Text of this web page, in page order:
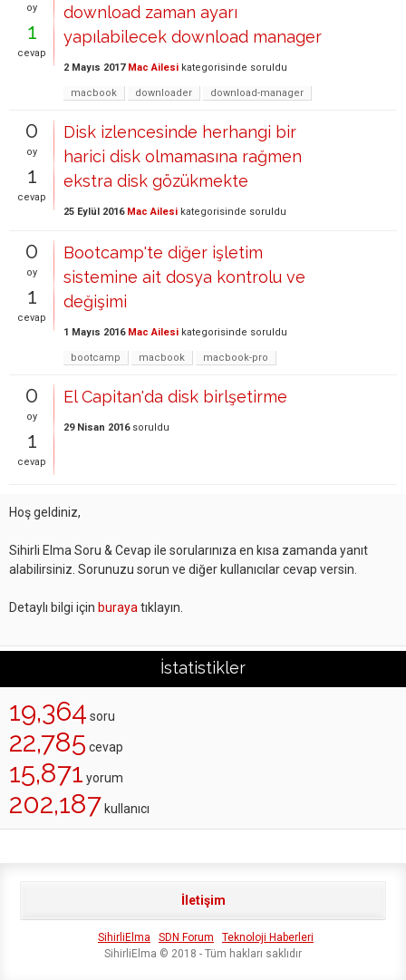
oy
1
cevap
download zaman ayarı
yapılabilecek download manager
2 Mayıs 2017 Mac Ailesi kategorisinde soruldu
macbook downloader download-manager
0
oy
1
cevap
Disk izlencesinde herhangi bir
harici disk olmamasına rağmen
ekstra disk gözükmekte
25 Eylül 2016 Mac Ailesi kategorisinde soruldu
0
oy
1
cevap
Bootcamp'te diğer işletim
sistemine ait dosya kontrolu ve
değişimi
1 Mayıs 2016 Mac Ailesi kategorisinde soruldu
bootcamp macbook macbook-pro
0
oy
1
cevap
El Capitan'da disk birlşetirme
29 Nisan 2016 soruldu
Hoş geldiniz,
Sihirli Elma Soru & Cevap ile sorularınıza en kısa zamanda yanıt
alabilirsiniz. Sorunuzu sorun ve diğer kullanıcılar cevap versin.
Detaylı bilgi için buraya tıklayın.
İstatistikler
19,364 soru
22,785 cevap
15,871 yorum
202,187 kullanıcı
İletişim
SihirliElma SDN Forum
Teknoloji Haberleri
SihirliElma © 2018 - Tüm hakları saklıdır